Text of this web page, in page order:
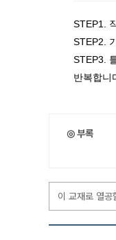
STEP1.
STEP2.
STEP3.
반복합니
◎ 부록
이 교재로 열